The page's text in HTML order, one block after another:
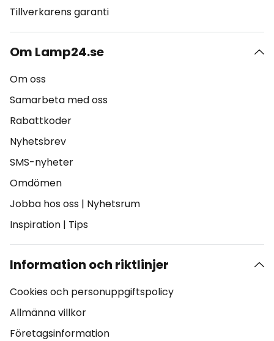
Tillverkarens garanti
Om Lamp24.se
Om oss
Samarbeta med oss
Rabattkoder
Nyhetsbrev
SMS-nyheter
Omdömen
Jobba hos oss | Nyhetsrum
Inspiration | Tips
Information och riktlinjer
Cookies och personuppgiftspolicy
Allmänna villkor
Företagsinformation